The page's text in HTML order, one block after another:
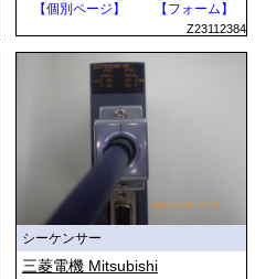
【個別ページ】
【フォーム】
Z23112384
シーケンサー
三菱電機 Mitsubishi